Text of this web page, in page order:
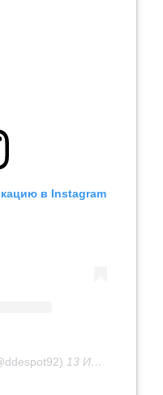
в Instagram
13 Июл 2020 в 8:36 PDT